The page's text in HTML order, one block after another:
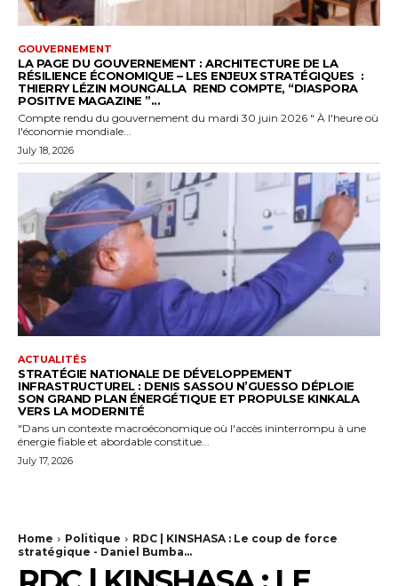
GOUVERNEMENT
LA PAGE DU GOUVERNEMENT : ARCHITECTURE DE LA
RÉSILIENCE ÉCONOMIQUE – LES ENJEUX STRATÉGIQUES :
THIERRY LÉZIN MOUNGALLA REND COMPTE, “DIASPORA
POSITIVE MAGAZINE ”...
Compte rendu du gouvernement du mardi 30 juin 2026 " À l'heure où
l'économie mondiale...
July 18, 2026
ACTUALITÉS
STRATÉGIE NATIONALE DE DÉVELOPPEMENT
INFRASTRUCTUREL : DENIS SASSOU N’GUESSO DÉPLOIE
SON GRAND PLAN ÉNERGÉTIQUE ET PROPULSE KINKALA
VERS LA MODERNITÉ
"Dans un contexte macroéconomique où l'accès ininterrompu à une
énergie fiable et abordable constitue...
July 17, 2026